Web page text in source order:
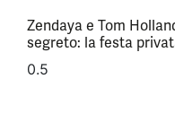
Zendaya e Tom
segreto: la festa